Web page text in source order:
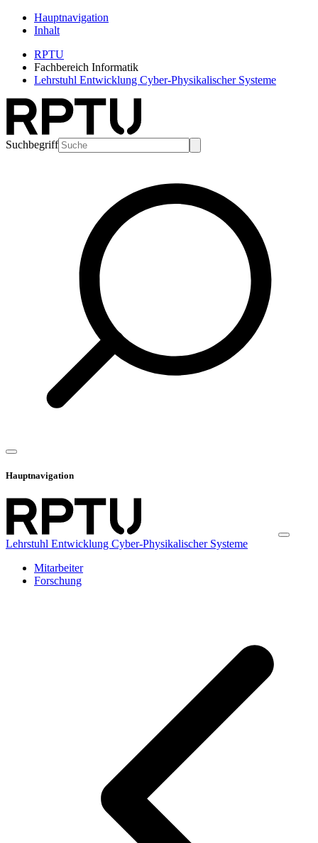
Hauptnavigation
Inhalt
RPTU
Fachbereich Informatik
Lehrstuhl Entwicklung Cyber-Physikalischer Systeme
Suchbegriff
Hauptnavigation
Lehrstuhl Entwicklung Cyber-Physikalischer Systeme
Mitarbeiter
Forschung